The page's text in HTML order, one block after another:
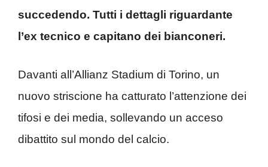
succedendo. Tutti i dettagli riguardante
l’ex tecnico e capitano dei bianconeri.
Davanti all’Allianz Stadium di Torino, un
nuovo striscione ha catturato l’attenzione dei
tifosi e dei media, sollevando un acceso
dibattito sul mondo del calcio.